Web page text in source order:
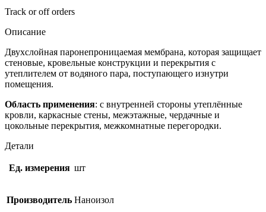
Track or off orders
Описание
Двухслойная паронепроницаемая мембрана, которая защищает
стеновые, кровельные конструкции и перекрытия с
утеплителем от водяного пара, поступающего изнутри
помещения.
Область применения: с внутренней стороны утеплённые
кровли, каркасные стены, межэтажные, чердачные и
цокольные перекрытия, межкомнатные перегородки.
Детали
Ед. измерения шт
Производитель Наноизол